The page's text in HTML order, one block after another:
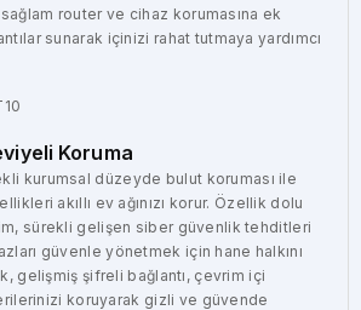
router ve cihaz korumasına ek
sunarak içinizi rahat tutmaya yardımcı
Koruma
kurumsal düzeyde bulut koruması ile
akıllı ev ağınızı korur. Özellik dolu
sürekli gelişen siber güvenlik tehditleri
güvenle yönetmek için hane halkını
gelişmiş şifreli bağlantı, çevrim içi
koruyarak gizli ve güvende